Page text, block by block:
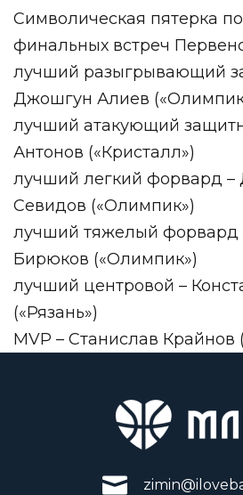
Символическая пятерка
финальных встреч
лучший разыгрывающий
Джошгун Алиев
лучший атакующий
Антонов («Кристалл»)
лучший легкий форвард –
Севидов («Олимпик»)
лучший тяжелый форвард
Бирюков («Олимпик»)
лучший центровой –
(«Рязань»)
MVP – Станислав Крайнов